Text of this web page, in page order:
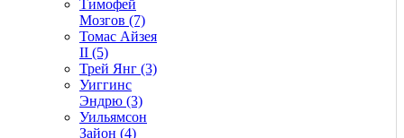
Тимофей
Мозгов (7)
Томас Айзея
II (5)
Трей Янг (3)
Уиггинс
Эндрю (3)
Уильямсон
Зайон (4)